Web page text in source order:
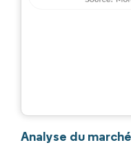
Analyse du